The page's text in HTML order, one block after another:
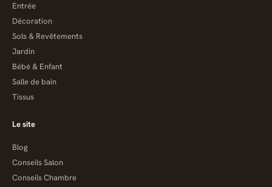
Entrée
Décoration
Sols & Revêtements
Jardin
Bébé & Enfant
Salle de bain
Tissus
Le site
Blog
Conseils Salon
Conseils Chambre